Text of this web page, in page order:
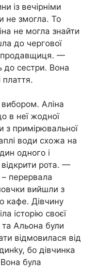
із вечірніми
не змогла. То
не могла знайти
до чергової
продавщиця. —
до сестри. Вона
плаття.
вибором. Аліна
в неї жодної
з примірювальної
води схожа на
одного і
рота. —
перервала
вийшли з
кафе. Дівчину
історію своєї
та Альона були
відмовилася від
бо дівчинка
була